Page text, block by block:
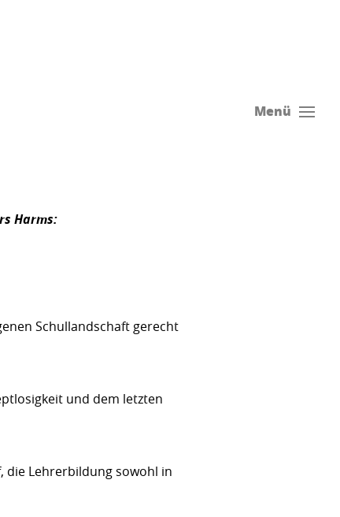
Menü
Harms:
Schullandschaft gerecht
und dem letzten
die Lehrerbildung sowohl in